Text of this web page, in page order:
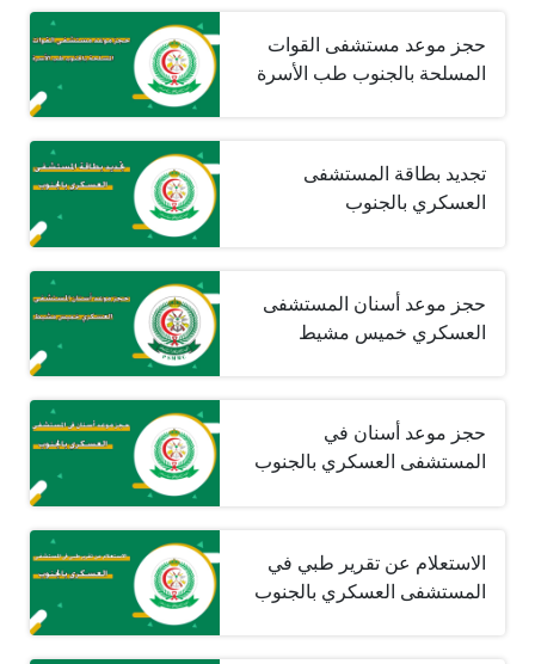
حجز موعد مستشفى القوات
المسلحة بالجنوب طب الأسرة
تجديد بطاقة المستشفى
العسكري بالجنوب
حجز موعد أسنان المستشفى
العسكري خميس مشيط
حجز موعد أسنان في
المستشفى العسكري بالجنوب
الاستعلام عن تقرير طبي في
المستشفى العسكري بالجنوب